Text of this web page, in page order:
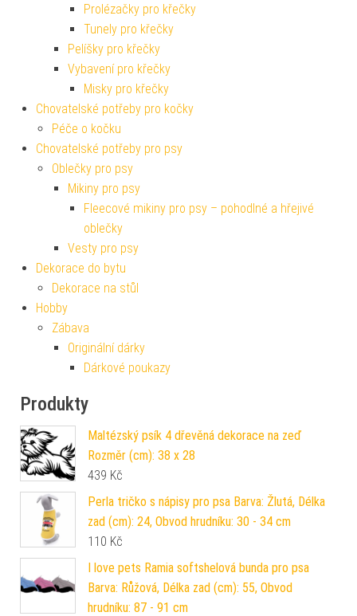
Prolézačky pro křečky
Tunely pro křečky
Pelíšky pro křečky
Vybavení pro křečky
Misky pro křečky
Chovatelské potřeby pro kočky
Péče o kočku
Chovatelské potřeby pro psy
Oblečky pro psy
Mikiny pro psy
Fleecové mikiny pro psy – pohodlné a hřejivé
oblečky
Vesty pro psy
Dekorace do bytu
Dekorace na stůl
Hobby
Zábava
Originální dárky
Dárkové poukazy
Produkty
Maltézský psík 4 dřevěná dekorace na zeď
Rozměr (cm): 38 x 28
439 Kč
Perla tričko s nápisy pro psa Barva: Žlutá, Délka
zad (cm): 24, Obvod hrudníku: 30 - 34 cm
110 Kč
I love pets Ramia softshelová bunda pro psa
Barva: Růžová, Délka zad (cm): 55, Obvod
hrudníku: 87 - 91 cm